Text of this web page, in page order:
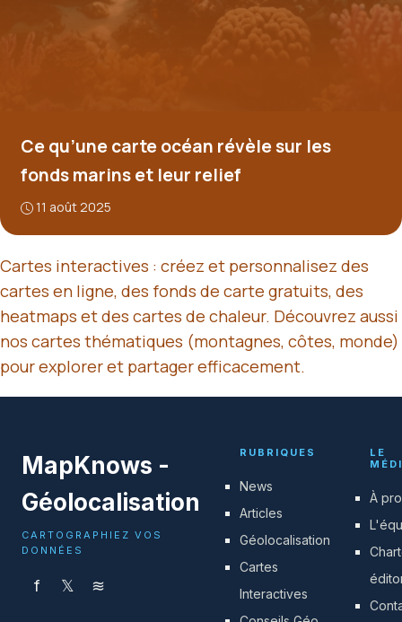
Ce qu’une carte océan révèle sur les
fonds marins et leur relief
11 août 2025
Cartes interactives : créez et personnalisez des
cartes en ligne, des fonds de carte gratuits, des
heatmaps et des cartes de chaleur. Découvrez aussi
nos cartes thématiques (montagnes, côtes, monde)
pour explorer et partager efficacement.
MapKnows -
Géolocalisation
CARTOGRAPHIEZ VOS
DONNÉES
f 𝕏 ≋
RUBRIQUES
News
Articles
Géolocalisation
Cartes
Interactives
LE
À